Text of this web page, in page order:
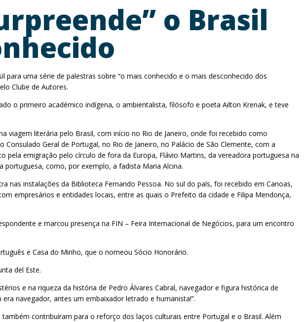
o Brasil
uma série de palestras sobre “o mais conhecido e o mais desconhecido dos
Clube de Autores.
o primeiro académico indígena, o ambientalista, filósofo e poeta Ailton Krenak, e teve
literária pelo Brasil, com início no Rio de Janeiro, onde foi recebido como
Geral de Portugal, no Rio de Janeiro, no Palácio de São Clemente, com a
pela emigração pelo círculo de fora da Europa, Flávio Martins, da vereadora portuguesa na
portuguesa, como, por exemplo, a fadista Maria Alcina.
nas instalações da Biblioteca Fernando Pessoa. No sul do país, foi recebido em Canoas,
empresários e entidades locais, entre as quais o Prefeito da cidade e Filipa Mendonça,
e marcou presença na FIN – Feira Internacional de Negócios, para um encontro
e Casa do Minho, que o nomeou Sócio Honorário.
del Este.
e na riqueza da história de Pedro Álvares Cabral, navegador e figura histórica de
navegador, antes um embaixador letrado e humanista!”.
contribuíram para o reforço dos laços culturais entre Portugal e o Brasil. Além